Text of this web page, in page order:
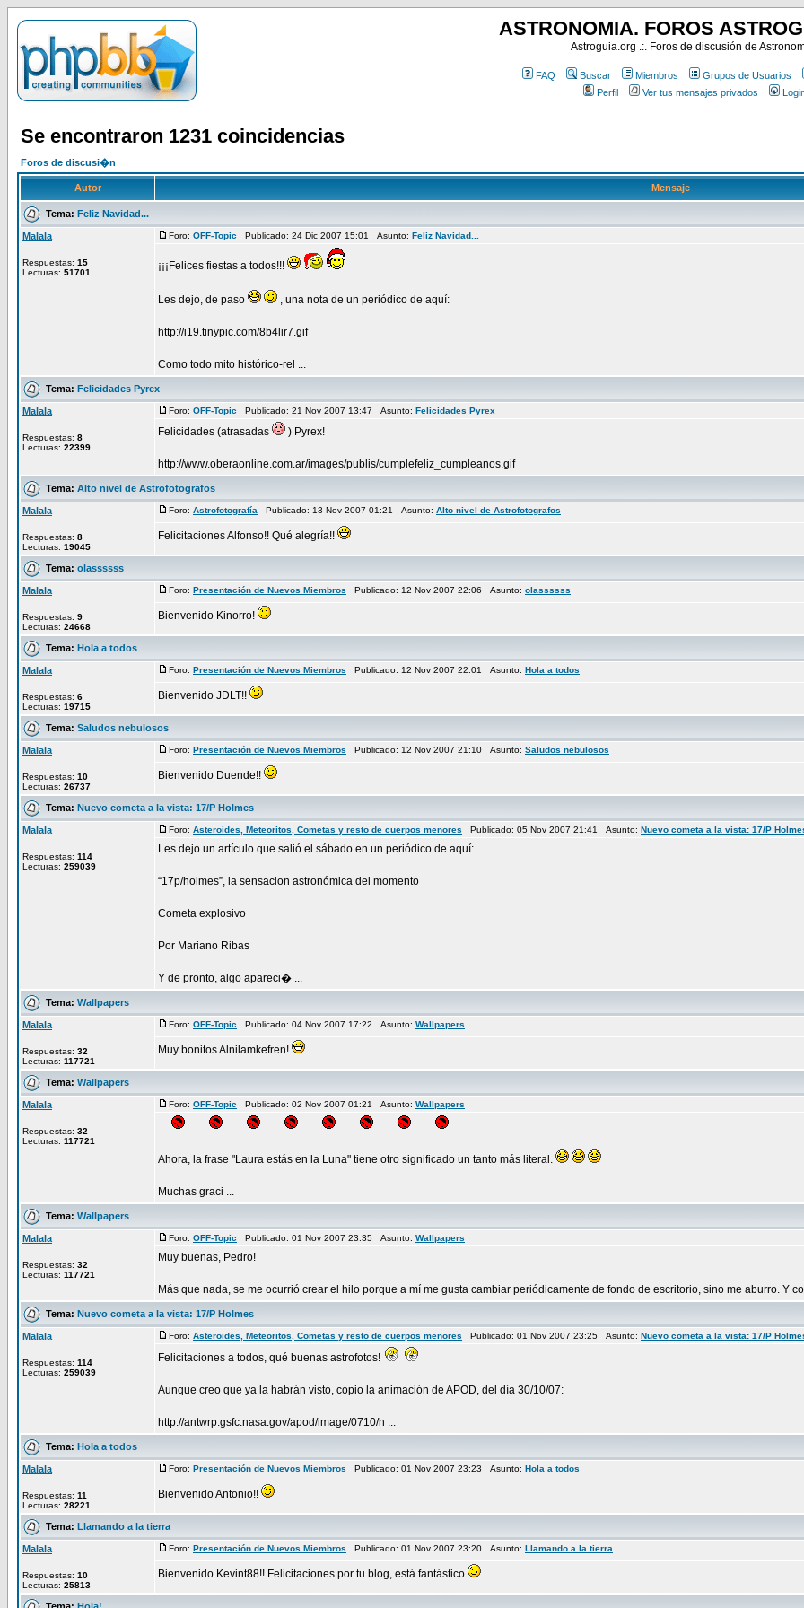
ASTRONOMIA. FOROS
Astroguia.org .:. Foros de discusión de
FAQ Buscar Miembros
Grupos de Usuarios
Perfil
Ver tus mensajes privados
Se encontraron 1231 coincidencias
Foros de discusi�n
Autor Mensaje
Tema: Feliz Navidad...
Malala
Respuestas: 15
Lecturas: 51701
Foro: OFF-Topic Publicado: 24 Dic 2007 15:01 Asunto: Feliz Navidad...
¡¡¡Felices fiestas a todos!!!
Les dejo, de paso , una nota de un periódico de aquí:
http://i19.tinypic.com/8b4lir7.gif
Como todo mito histórico-rel ...
Tema: Felicidades Pyrex
Malala
Respuestas: 8
Lecturas: 22399
Foro: OFF-Topic Publicado: 21 Nov 2007 13:47 Asunto: Felicidades Pyrex
Felicidades (atrasadas ) Pyrex!
http://www.oberaonline.com.ar/images/publis/cumplefeliz_cumpleanos.gif
Tema: Alto nivel de Astrofotografos
Malala
Respuestas: 8
Lecturas: 19045
Foro: Astrofotografía Publicado: 13 Nov 2007 01:21 Asunto: Alto nivel de Astrofotografos
Felicitaciones Alfonso!! Qué alegría!!
Tema: olassssss
Malala
Respuestas: 9
Lecturas: 24668
Foro: Presentación de Nuevos Miembros Publicado: 12 Nov 2007 22:06 Asunto: olassssss
Bienvenido Kinorro!
Tema: Hola a todos
Malala
Respuestas: 6
Lecturas: 19715
Foro: Presentación de Nuevos Miembros Publicado: 12 Nov 2007 22:01 Asunto: Hola a todos
Bienvenido JDLT!!
Tema: Saludos nebulosos
Malala
Respuestas: 10
Lecturas: 26737
Foro: Presentación de Nuevos Miembros Publicado: 12 Nov 2007 21:10 Asunto: Saludos nebulosos
Bienvenido Duende!!
Tema: Nuevo cometa a la vista: 17/P Holmes
Malala
Respuestas: 114
Lecturas: 259039
Foro: Asteroides, Meteoritos, Cometas y resto de cuerpos menores Publicado: 05 Nov 2007 21:41 Asunto: Nuevo cometa a la vista: 17/P
Les dejo un artículo que salió el sábado en un periódico de aquí:
“17p/holmes”, la sensacion astronómica del momento
Cometa explosivo
Por Mariano Ribas
Y de pronto, algo apareci� ...
Tema: Wallpapers
Malala
Respuestas: 32
Lecturas: 117721
Foro: OFF-Topic Publicado: 04 Nov 2007 17:22 Asunto: Wallpapers
Muy bonitos Alnilamkefren!
Tema: Wallpapers
Malala
Respuestas: 32
Lecturas: 117721
Foro: OFF-Topic Publicado: 02 Nov 2007 01:21 Asunto: Wallpapers
Ahora, la frase "Laura estás en la Luna" tiene otro significado un tanto más literal.
Muchas graci ...
Tema: Wallpapers
Malala
Respuestas: 32
Lecturas: 117721
Foro: OFF-Topic Publicado: 01 Nov 2007 23:35 Asunto: Wallpapers
Muy buenas, Pedro!
Más que nada, se me ocurrió crear el hilo porque a mí me gusta cambiar periódicamente de fondo de escritorio, sino me aburro. Y
Tema: Nuevo cometa a la vista: 17/P Holmes
Malala
Respuestas: 114
Lecturas: 259039
Foro: Asteroides, Meteoritos, Cometas y resto de cuerpos menores Publicado: 01 Nov 2007 23:25 Asunto: Nuevo cometa a la vista: 17/P
Felicitaciones a todos, qué buenas astrofotos!
Aunque creo que ya la habrán visto, copio la animación de APOD, del día 30/10/07:
http://antwrp.gsfc.nasa.gov/apod/image/0710/h ...
Tema: Hola a todos
Malala
Respuestas: 11
Lecturas: 28221
Foro: Presentación de Nuevos Miembros Publicado: 01 Nov 2007 23:23 Asunto: Hola a todos
Bienvenido Antonio!!
Tema: Llamando a la tierra
Malala
Respuestas: 10
Lecturas: 25813
Foro: Presentación de Nuevos Miembros Publicado: 01 Nov 2007 23:20 Asunto: Llamando a la tierra
Bienvenido Kevint88!! Felicitaciones por tu blog, está fantástico